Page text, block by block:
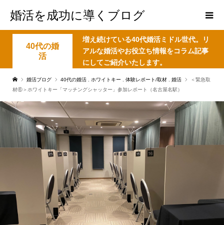
婚活を成功に導くブログ
40代の婚
活
増え続けている40代婚活ミドル世代。リ
アルな婚活やお役立ち情報をコラム記事
にしてご紹介いたします。
婚活ブログ 40代の婚活 ホワイトキー 体験レポート/取材 婚活
＜緊急取
材⑥＞ホワイトキー「マッチングシャッター」参加レポート（名古屋名駅）